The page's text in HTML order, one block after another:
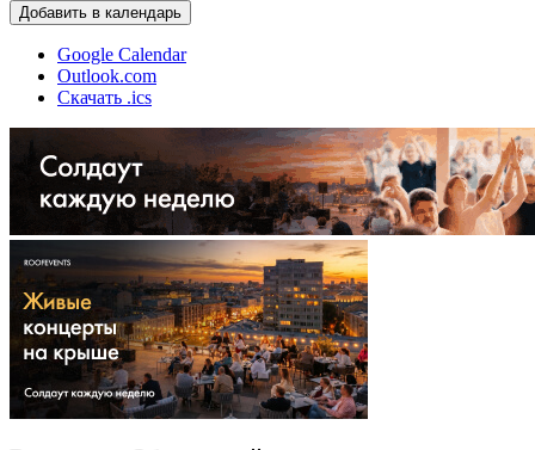
Добавить в календарь
Google Calendar
Outlook.com
Скачать .ics